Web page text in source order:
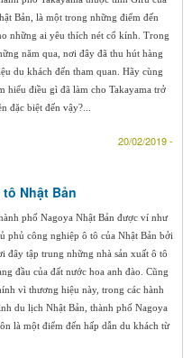
Bản, là một trong những điểm đến
những ai yêu thích nét cổ kính. Trong
năm qua, nơi đây đã thu hút hàng
du khách đến tham quan. Hãy cùng
hiểu điều gì đã làm cho Takayama trở
đặc biệt đến vậy?...
20/02/2019 -
Nhật Bản
phố Nagoya Nhật Bản được ví như
phủ công nghiệp ô tô của Nhật Bản bởi
đây tập trung những nhà sản xuất ô tô
đầu của đất nước hoa anh đào. Cũng
vì thương hiệu này, trong các hành
du lịch Nhật Bản, thành phố Nagoya
là một điểm đến hấp dẫn du khách từ